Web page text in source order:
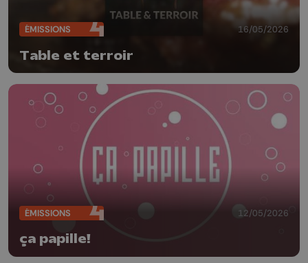
ÉMISSIONS 16/05/2026
Table et terroir
ÉMISSIONS 12/05/2026
ça papille!